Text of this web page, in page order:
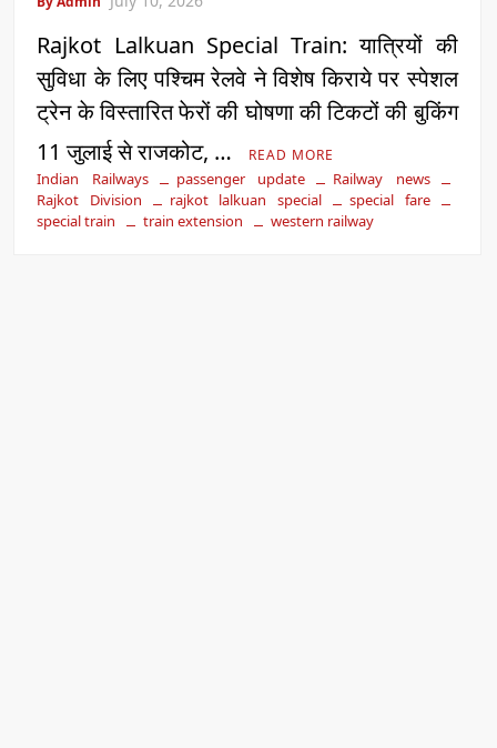
Rajkot Lalkuan Special Train: यात्रियों की
सुविधा के लिए पश्चिम रेलवे ने विशेष किराये पर स्पेशल
ट्रेन के विस्तारित फेरों की घोषणा की टिकटों की बुकिंग
11 जुलाई से राजकोट, …
READ MORE
Indian Railways passenger update
Railway news
Rajkot Division
rajkot lalkuan special
special fare
special train
train extension western railway